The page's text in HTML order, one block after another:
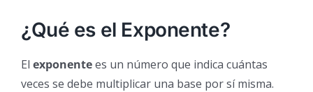
¿Qué es el Exponente?
El exponentees un número que indica cuántas
veces se debe multiplicar una base por sí misma.